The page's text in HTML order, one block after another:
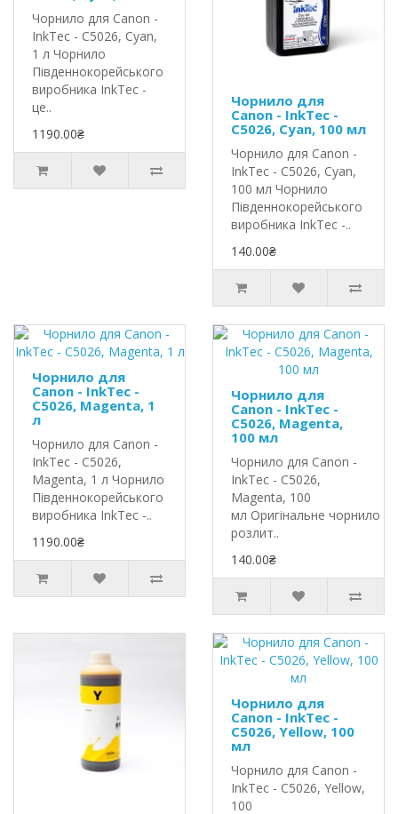
Чорнило для Canon -
InkTec - C5026, Cyan,
1 л Чорнило
Південнокорейського
виробника InkTec -
це..
1190.00₴
Чорнило для
Canon - InkTec -
C5026, Cyan, 100 мл
Чорнило для Canon -
InkTec - C5026, Cyan,
100 мл Чорнило
Південнокорейського
виробника InkTec -..
140.00₴
Чорнило для
Canon - InkTec -
C5026, Magenta, 1
л
Чорнило для Canon -
InkTec - C5026,
Magenta, 1 л Чорнило
Південнокорейського
виробника InkTec -..
1190.00₴
Чорнило для
Canon - InkTec -
C5026, Magenta,
100 мл
Чорнило для Canon -
InkTec - C5026,
Magenta, 100
мл Оригінальне чорнило
розлит..
140.00₴
Чорнило для
Canon - InkTec -
C5026, Yellow, 100
мл
Чорнило для Canon -
InkTec - C5026, Yellow,
100